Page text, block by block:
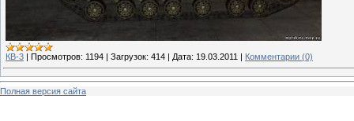
КВ-3 | Просмотров: 1194 | Загрузок: 414 | Дата: 19.03.2011 | Комментарии (0)
Полная версия сайта